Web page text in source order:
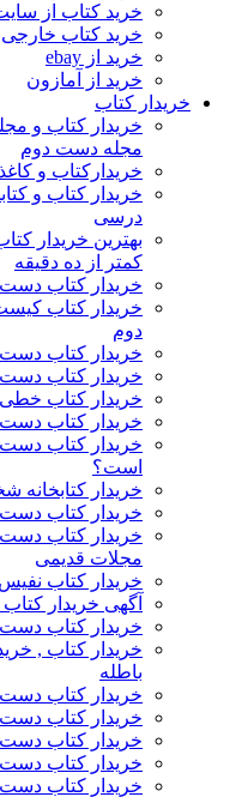
خرید کتاب از
خرید کتاب خارجی
خرید از ebay
خرید از آمازون
خریدار کتاب
خریدار کتاب و
مجله دست دوم
خریدارکتاب و
خریدار کتاب و
درسی
بهترین خریدار
کمتر از ده دقیقه
خریدار کتاب
خریدار کتاب
دوم
خریدار کتاب دست
خریدار کتاب
خریدار کتاب
خریدار کتاب دست
خریدار کتاب دست
است؟
خریدار
خریدار کتاب
خریدار کتاب دست
مجلات قدیمی
خریدار کتاب نفیس
آگهی خریدار
خریدار کتاب
خریدار کتاب ,
باطله
خریدار کتاب
خریدار کتاب دست
خریدار کتاب
خریدار کتاب
خریدار کتاب